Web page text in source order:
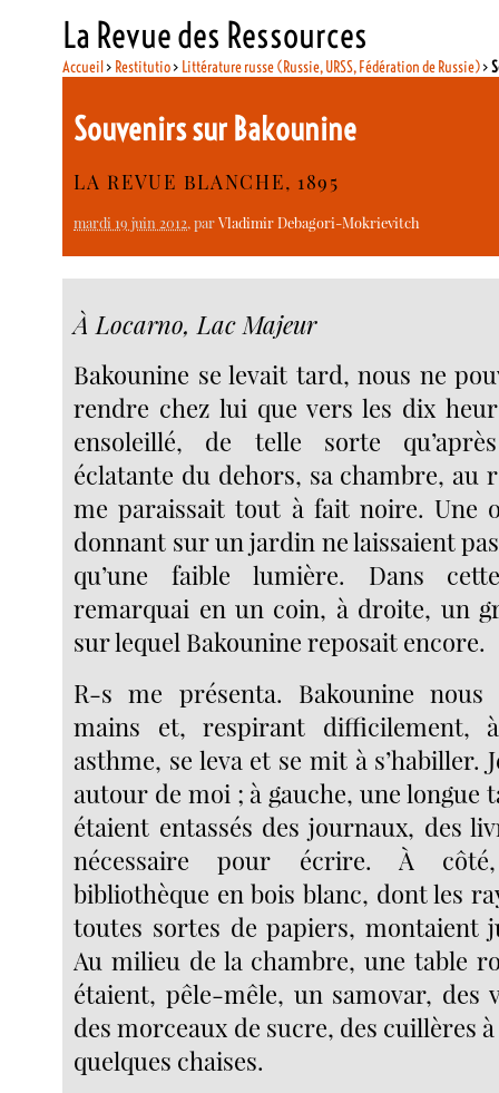
La Revue des Ressources
Accueil> Restitutio> Littérature russe (Russie, URSS, Fédération de Russie)>
Souvenirs sur Bakounine
LA REVUE BLANCHE, 1895
mardi 19 juin 2012, parVladimir Debagori-Mokrievitch
À Locarno, Lac Majeur
Bakounine se levait tard, nous ne
rendre chez lui que vers les dix
ensoleillé, de telle sorte
éclatante du dehors, sa chambre, au
me paraissait tout à fait noire. Une
donnant sur un jardin ne laissaient
qu’une faible lumière. Dans
remarquai en un coin, à droite, un
sur lequel Bakounine reposait encore.
R-s me présenta. Bakounine
mains et, respirant difficilement,
asthme, se leva et se mit à s’habiller.
autour de moi ; à gauche, une longue
étaient entassés des journaux, des
nécessaire pour écrire. À
bibliothèque en bois blanc, dont les
toutes sortes de papiers, montaient
Au milieu de la chambre, une table
étaient, pêle-mêle, un samovar, des
des morceaux de sucre, des cuillères
quelques chaises.